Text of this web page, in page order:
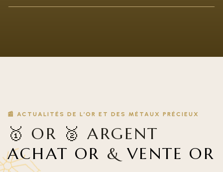
📰 ACTUALITÉS DE L’OR ET DES MÉTAUX PRÉCIEUX
🥇 OR 🥈 ARGENT
ACHAT OR &VENTE OR